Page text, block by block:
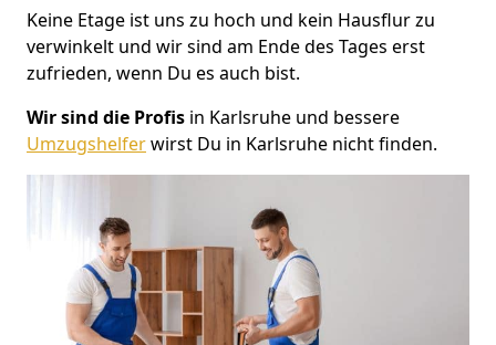
Keine Etage ist uns zu hoch und kein Hausflur zu
verwinkelt und wir sind am Ende des Tages erst
zufrieden, wenn Du es auch bist.
Wir sind die Profis in Karlsruhe und bessere
Umzugshelferwirst Du in Karlsruhe nicht finden.